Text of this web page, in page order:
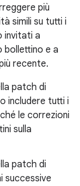
più
simili su tutti i
invitati a
bollettino e a
recente.
patch di
includere tutti i
le correzioni
sulla
patch di
successive